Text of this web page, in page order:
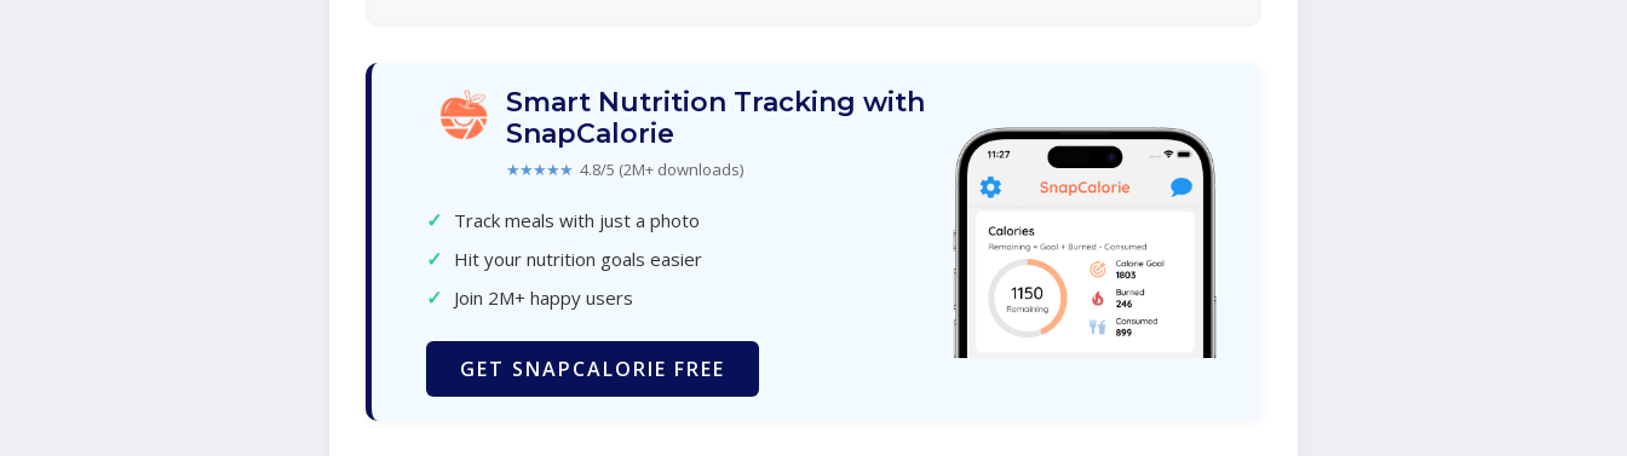
Smart Nutrition Tracking with
SnapCalorie
★★★★★ 4.8/5 (2M+ downloads)
✓ Track meals with just a photo
✓ Hit your nutrition goals easier
✓ Join 2M+ happy users
GET SNAPCALORIE FREE